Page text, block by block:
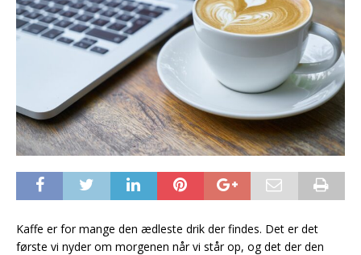
Kaffe er for mange den ædleste drik der findes. Det er det
første vi nyder om morgenen når vi står op, og det der den